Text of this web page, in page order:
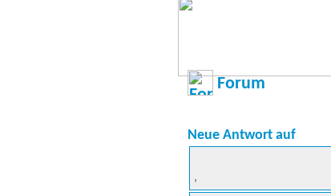
Forum
Neue Antwort auf
,